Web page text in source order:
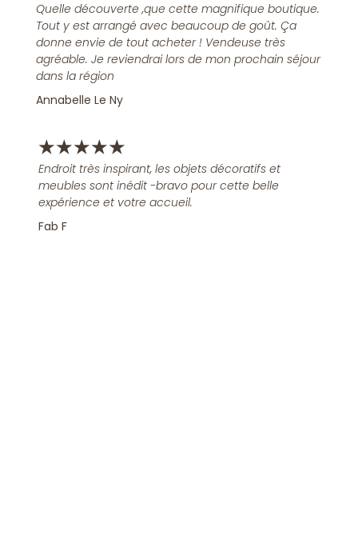
Quelle découverte ,que cette magnifique boutique.
Tout y est arrangé avec beaucoup de goût. Ça
donne envie de tout acheter ! Vendeuse très
agréable. Je reviendrai lors de mon prochain séjour
dans la région
Annabelle Le Ny
★★★★★
Endroit très inspirant, les objets décoratifs et
meubles sont inédit -bravo pour cette belle
expérience et votre accueil.
Fab F